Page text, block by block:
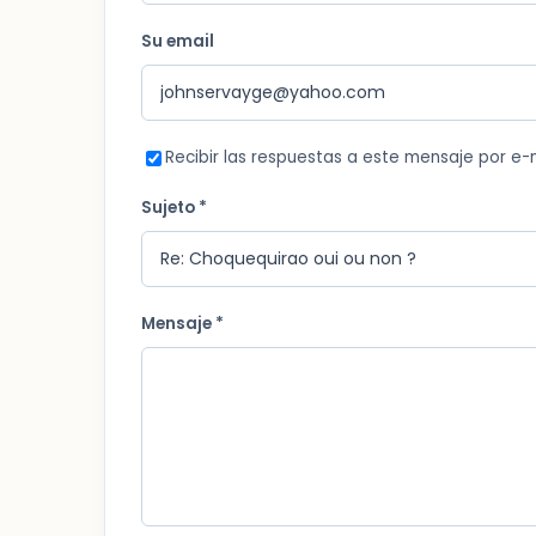
Su email
Recibir las respuestas a este mensaje por e-
Sujeto *
Mensaje *